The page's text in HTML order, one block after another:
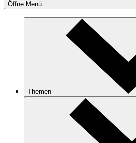
Öffne Menü
Themen